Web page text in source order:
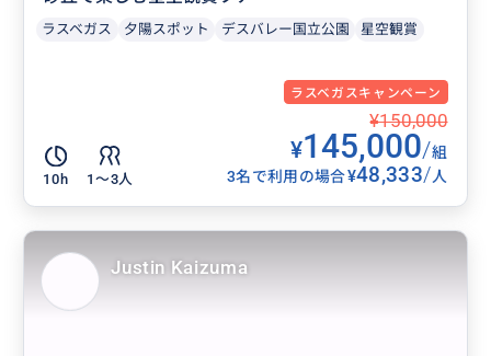
ラスベガス 夕陽スポット デスバレー国立公園 星空観賞
ラスベガスキャンペーン
10h 1〜3人
¥150,000
¥145,000/組
3名で利用の場合¥48,333/人
Justin Kaizuma